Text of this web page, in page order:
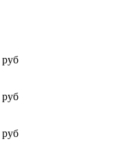
руб
руб
руб